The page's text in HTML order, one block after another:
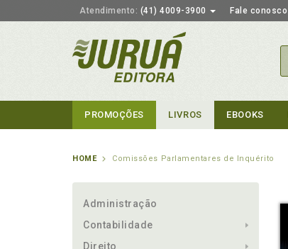
Atendimento: (41) 4009-3900 Fale conosco
PROMOÇÕES LIVROS EBOOKS
HOME Comissões Parlamentares de Inquérito
Administração
Contabilidade
Direito